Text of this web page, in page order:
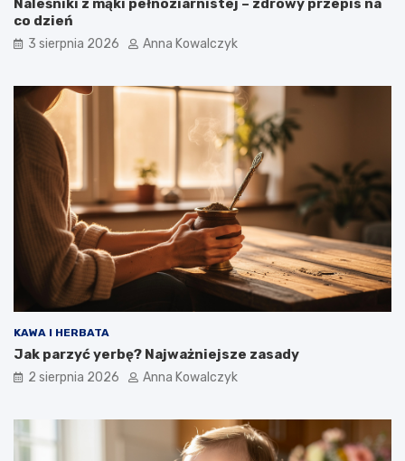
co dzień
3 sierpnia 2026 Anna Kowalczyk
KAWA I HERBATA
Jak parzyć yerbę? Najważniejsze zasady
2 sierpnia 2026 Anna Kowalczyk